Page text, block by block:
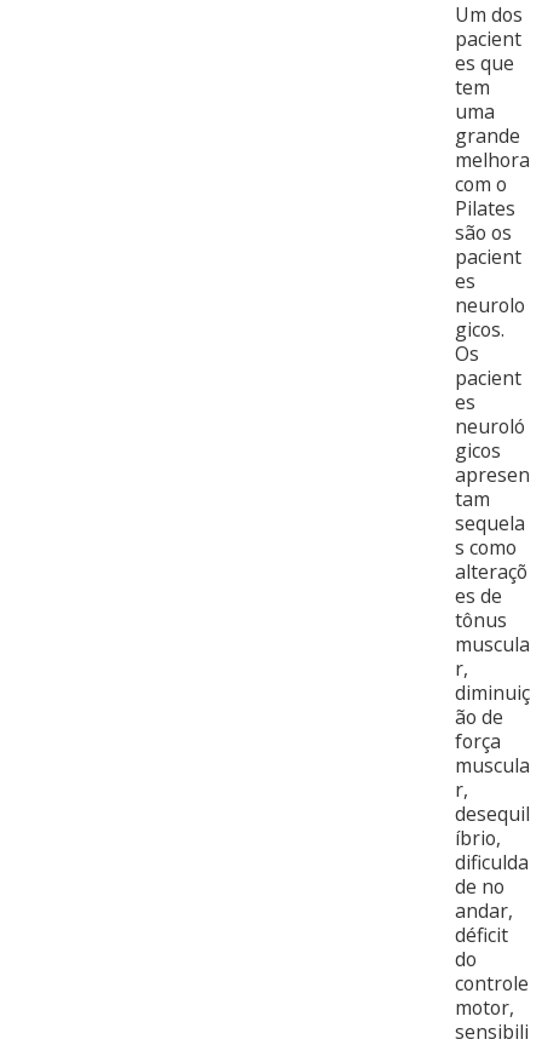
Um dos
pacient
es que
tem
uma
grande
melhora
com o
Pilates
são os
pacient
es
neurolo
gicos.
Os
pacient
es
neuroló
gicos
apresen
tam
sequela
s como
alteraçõ
es de
tônus
muscula
r,
diminuiç
ão de
força
muscula
r,
desequil
íbrio,
dificulda
de no
andar,
déficit
do
controle
motor,
sensibili